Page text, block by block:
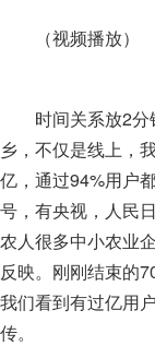
（视频播放）
时间关系放2
乡，不仅是线上，
亿，通过94%用户
号，有央视，人民
农人很多中小农业
反映。刚刚结束的
我们看到有过亿用
传。